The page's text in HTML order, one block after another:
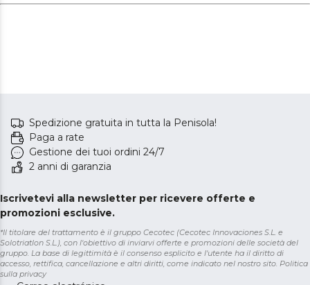
Spedizione gratuita in tutta la Penisola!
Paga a rate
Gestione dei tuoi ordini 24/7
2 anni di garanzia
Iscrivetevi alla newsletter per ricevere offerte e
promozioni esclusive.
*Il titolare del trattamento è il gruppo Cecotec (Cecotec Innovaciones S.L. e
Solotriatlon S.L.), con l'obiettivo di inviarvi offerte e promozioni delle società del
gruppo. La base di legittimità è il consenso esplicito e l'utente ha il diritto di
accesso, rettifica, cancellazione e altri diritti, come indicato nel nostro sito. Politica
sulla privacy